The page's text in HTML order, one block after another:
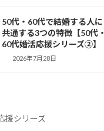
50代・60代で結婚する人に
共通する3つの特徴【50代・
60代婚活応援シリーズ②】
2026年7月28日
援シリーズ